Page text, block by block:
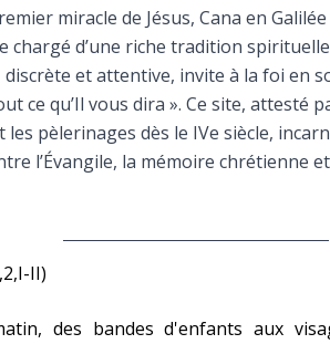
Contact
Faire un don
miracle de Jésus, Cana en
chargé d’une riche tradition
et attentive, invite à la foi en
ce qu’Il vous dira ». Ce site, attesté
les pèlerinages dès le IVe siècle,
l’Évangile, la mémoire chrétienne et
II)
des bandes d'enfants aux